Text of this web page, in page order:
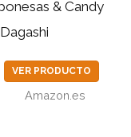
& Candy
VER PRODUCTO
Amazon.es